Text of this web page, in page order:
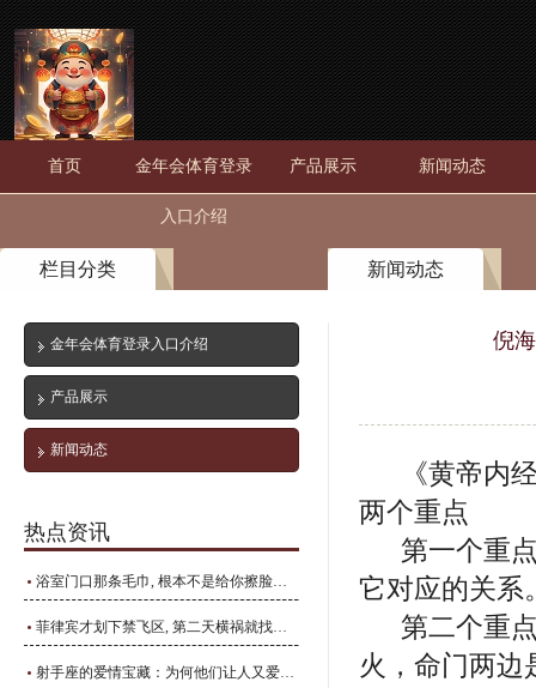
首页 金年会体育登录
入口介绍
产品展示 新闻动态
栏目分类
金年会体育登录入口介绍
产品展示
新闻动态
热点资讯
浴室门口那条毛巾, 根本不是给你擦脸的, 可惜很多人不知道
菲律宾才划下禁飞区, 第二天横祸就找上门, 中方援手反遭诬陷抹黑
射手座的爱情宝藏：为何他们让人又爱又怕？
新闻动态
倪
《黄帝内
两个重点
第一个重
它对应的关系
第二个重
火，命门两边